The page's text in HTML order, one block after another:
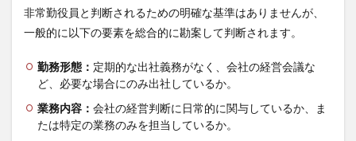
非常勤役員と判断されるための明確な基準はありませんが、
一般的に以下の要素を総合的に勘案して判断されます。
勤務形態： 定期的な出社義務がなく、会社の経営会議な
ど、必要な場合にのみ出社しているか。
業務内容： 会社の経営判断に日常的に関与しているか、ま
たは特定の業務のみを担当しているか。